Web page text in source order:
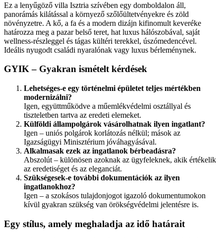
Ez a lenyűgöző villa Isztria szívében egy domboldalon áll,
panorámás kilátással a környező szőlőültetvényekre és zöld
növényzetre. A kő, a fa és a modern dizájn kifinomult keveréke
határozza meg a pazar belső teret, hat luxus hálószobával, saját
wellness-részleggel és tágas kültéri terekkel, úszómedencével.
Ideális nyugodt családi nyaralónak vagy luxus bérleménynek.
GYIK – Gyakran ismételt kérdések
Lehetséges-e egy történelmi épületet teljes mértékben
modernizálni?
Igen, együttműködve a műemlékvédelmi osztállyal és
tiszteletben tartva az eredeti elemeket.
Külföldi állampolgárok vásárolhatnak ilyen ingatlant?
Igen – uniós polgárok korlátozás nélkül; mások az
Igazságügyi Minisztérium jóváhagyásával.
Alkalmasak ezek az ingatlanok bérbeadásra?
Abszolút – különösen azoknak az ügyfeleknek, akik értékelik
az eredetiséget és az eleganciát.
Szükségesek-e további dokumentációk az ilyen
ingatlanokhoz?
Igen – a szokásos tulajdonjogot igazoló dokumentumokon
kívül gyakran szükség van örökségvédelmi jelentésre is.
Egy stílus, amely meghaladja az idő határait